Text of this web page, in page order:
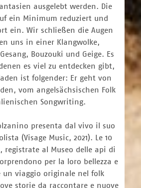
ausgelebt werden. Die
ein Minimum reduziert und
ein. Wir schließen die Augen
uns in einer Klangwolke,
Bouzouki und Geige. Es
es viel zu entdecken gibt,
ist folgender: Er geht von
vom angelsächsischen Folk
Songwriting.
presenta dal vivo il suo
(Visage Music, 2021). Le 10
registrate al Museo delle api di
per la loro bellezza e
un viaggio originale nel folk
storie da raccontare e nuove